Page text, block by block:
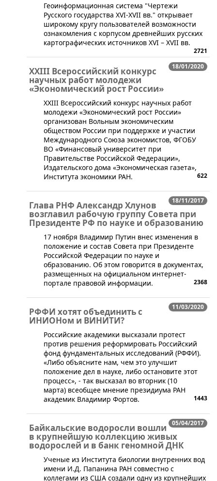
Геоинформационная система "Чертежи
Русского государства XVI-XVII вв." открывает
широкому кругу пользователей возможности
ознакомления с корпусом древнейших русских
картографических источников XVI – XVII вв.
2721
18/01/2020
XXIII Всероссийский конкурс
научных работ молодежи
«Экономический рост России»
​XXIII Всероссийский конкурс научных работ
молодежи «Экономический рост России»
организован Вольным экономическим
обществом России при поддержке и участии
Международного Союза экономистов, ФГОБУ
ВО «Финансовый университет при
Правительстве Российской Федерации»,
Издательского дома «Экономическая газета»,
Института экономики РАН.
622
18/11/2017
Глава РНФ Александр Хлунов
возглавил рабочую группу Совета при
Президенте РФ по науке и образованию
17 ноября Владимир Путин внес изменения в
положение и состав Совета при Президенте
Российской Федерации по науке и
образованию. Об этом говорится в документах,
размещенных на официальном интернет-
портале правовой информации.
2368
11/03/2020
РФФИ хотят объединить с
ИНИОНом и ВИНИТИ?
​Российские академики высказали протест
против решения реформировать Российский
фонд фундаментальных исследований (РФФИ).
«Либо объясните нам, чем это улучшит
положение дел в науке, либо остановите этот
процесс», - так высказал во вторник (10
марта) всеобщее мнение президиума РАН
академик Владимир Фортов.
1443
05/04/2017
Байкальские водоросли вошли
в крупнейшую коллекцию живых
водорослей и в банк геномной ДНК
​Ученые из Института биологии внутренних вод
имени И.Д. Папанина РАН совместно с
коллегами из США создали одну из крупнейших